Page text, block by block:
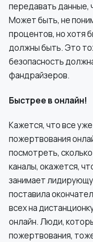
передавать данные,
Может быть, не
процентов, но хотя
должны быть. Это
безопасность
фандрайзеров.
Быстрее в онлайн!
Кажется, что все
пожертвования
посмотреть,
каналы, окажется,
занимает
поставила
всех на
онлайн. Люди,
пожертвования,